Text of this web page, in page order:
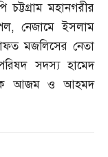
চট্টগ্রাম মহানগরীর
,নেজামে ইসলাম
মজলিসের নেতা
সদস্য হামেদ
আজম ও আহমদ